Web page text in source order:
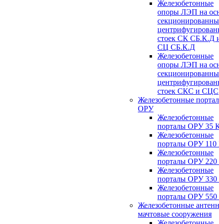
Железобетонные
опоры ЛЭП на
стоек СК СБ.К.Д
СЦ СБ.К.Д
Железобетонные
опоры ЛЭП на
стоек СКС и СЦС
Железобетонные
ОРУ
Железобетонные
порталы ОРУ 35
Железобетонные
порталы ОРУ
Железобетонные
порталы ОРУ
Железобетонные
порталы ОРУ
Железобетонные
порталы ОРУ
Железобетонные
мачтовые сооружения